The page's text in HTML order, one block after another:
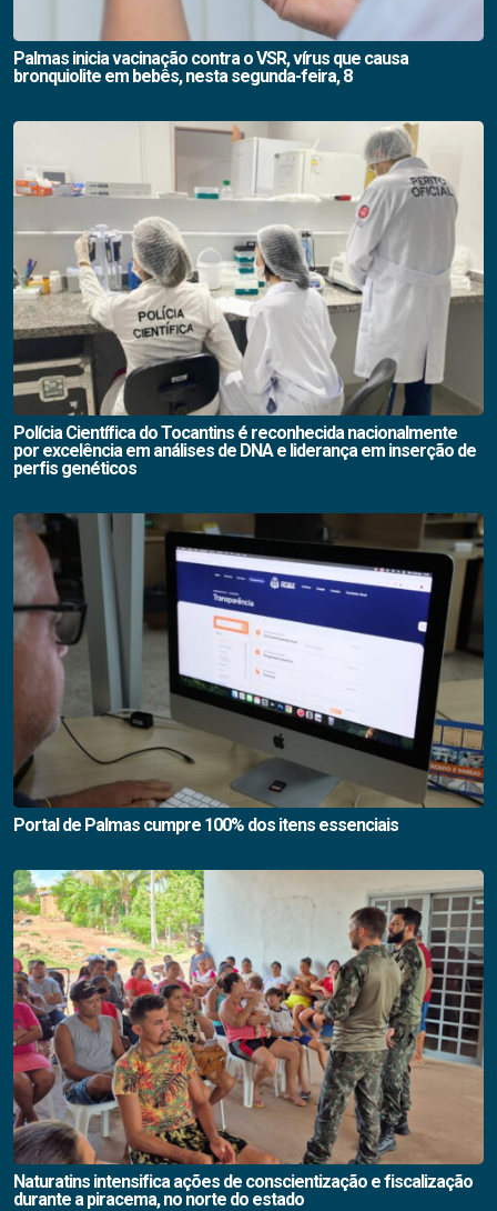
Palmas inicia vacinação contra o VSR, vírus que causa
bronquiolite em bebês, nesta segunda-feira, 8
Polícia Científica do Tocantins é reconhecida nacionalmente
por excelência em análises de DNA e liderança em inserção de
perfis genéticos
Portal de Palmas cumpre 100% dos itens essenciais
Naturatins intensifica ações de conscientização e fiscalização
durante a piracema, no norte do estado